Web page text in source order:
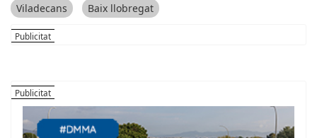
Viladecans Baix llobregat